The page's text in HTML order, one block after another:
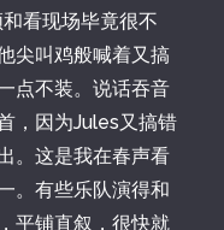
看现场毕竟很不
尖叫鸡般喊着又搞
点不装。说话吞音
，因为Jules又搞错
。这是我在春声看
。有些乐队演得和
平铺直叙，很快就